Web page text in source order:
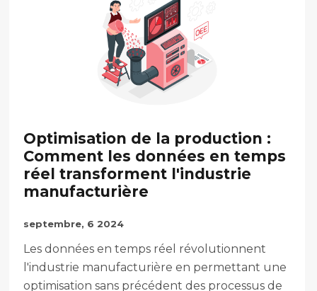
Optimisation de la production :
Comment les données en temps
réel transforment l'industrie
manufacturière
septembre, 6 2024
Les données en temps réel révolutionnent
l'industrie manufacturière en permettant une
optimisation sans précédent des processus de